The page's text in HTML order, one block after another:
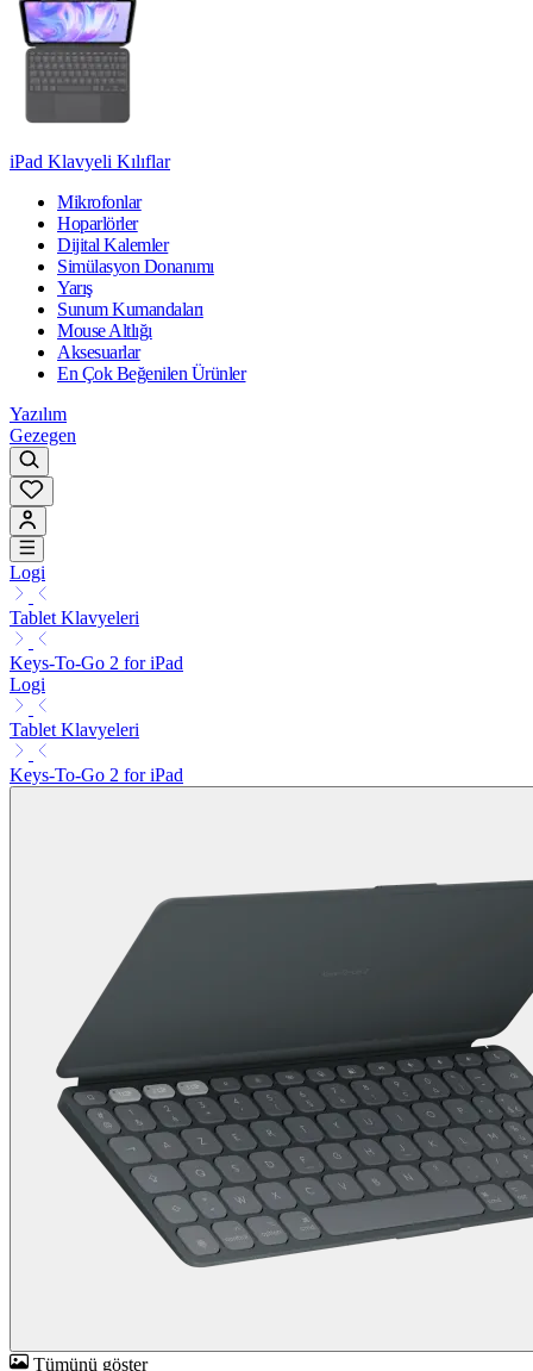
iPad Klavyeli Kılıflar
Mikrofonlar
Hoparlörler
Dijital Kalemler
Simülasyon Donanımı
Yarış
Sunum Kumandaları
Mouse Altlığı
Aksesuarlar
En Çok Beğenilen Ürünler
Yazılım
Gezegen
Logi
Tablet Klavyeleri
Keys-To-Go 2 for iPad
Logi
Tablet Klavyeleri
Keys-To-Go 2 for iPad
Tümünü göster